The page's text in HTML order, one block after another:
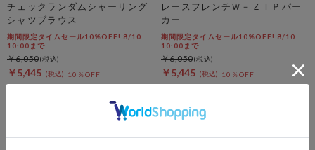
チェックランダムシャーリング
シャツブラウス
期間限定タイムセール10%OFF! 8/10
10:00まで
￥5,445 10％OFF
￥6,050
レースフレンチＷ－ＺＩＰパー
カー
期間限定タイムセール10%OFF! 8/10
10:00まで
￥5,445 10％OFF
￥6,050